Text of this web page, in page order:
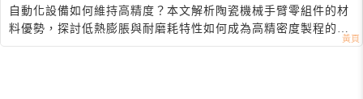
優勢
自動化設備如何維持高精度？本文解析陶瓷機械手臂零組件的材
料優勢，探討低熱膨脹與耐磨耗特性如何成為高精密度製程的首
選。